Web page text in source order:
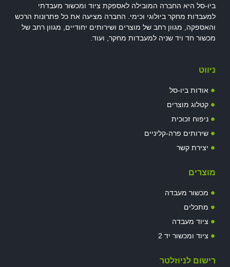
ביו-סל היא החברה המובילה לאספקת ציוד ומכשור מעבדתי
למעבדות מחקר ביולוגי וכימי. החברה מציעה את כל פתרונות הרכש
והאספקה, מגוון רחב של מוצרים ושירותים יחודיים, מגוון רחב של
מכשור חד ויד שניה למעבדות מחקר, ועוד.
ניווט
אודות ביו-סל
קטלוג מוצרים
ניפוח זכוכית
שירותים פרה-קליניים
יצירת קשר
מוצרים
מכשור מעבדה
מתכלים
ציוד מעבדה
ציוד ומכשור יד 2
רישום לניוזלטר